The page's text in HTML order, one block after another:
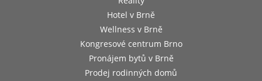
Hotel v Brně
Wellness v Brně
Kongresové centrum Brno
Pronájem bytů v Brně
Prodej rodinných domů